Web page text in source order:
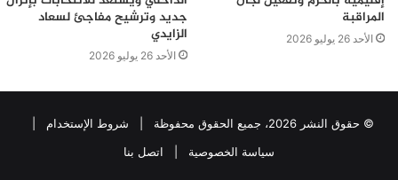
المراقبة
الأحد 26 يوليو 2026
جديد وترشيح مفاجئ لسعاد
الزايدي
الأحد 26 يوليو 2026
© حقوق النشر 2026، جميع الحقوق محفوظة | شروط الإستخدام
سياسة الخصوصية
اتصل بنا